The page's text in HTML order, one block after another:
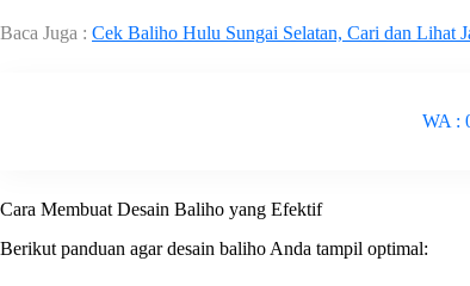
Baca Juga : Cek Baliho Hulu Sungai Selatan, Cari dan Lihat
WA :
Cara Membuat Desain Baliho yang Efektif
Berikut panduan agar desain baliho Anda tampil optimal: